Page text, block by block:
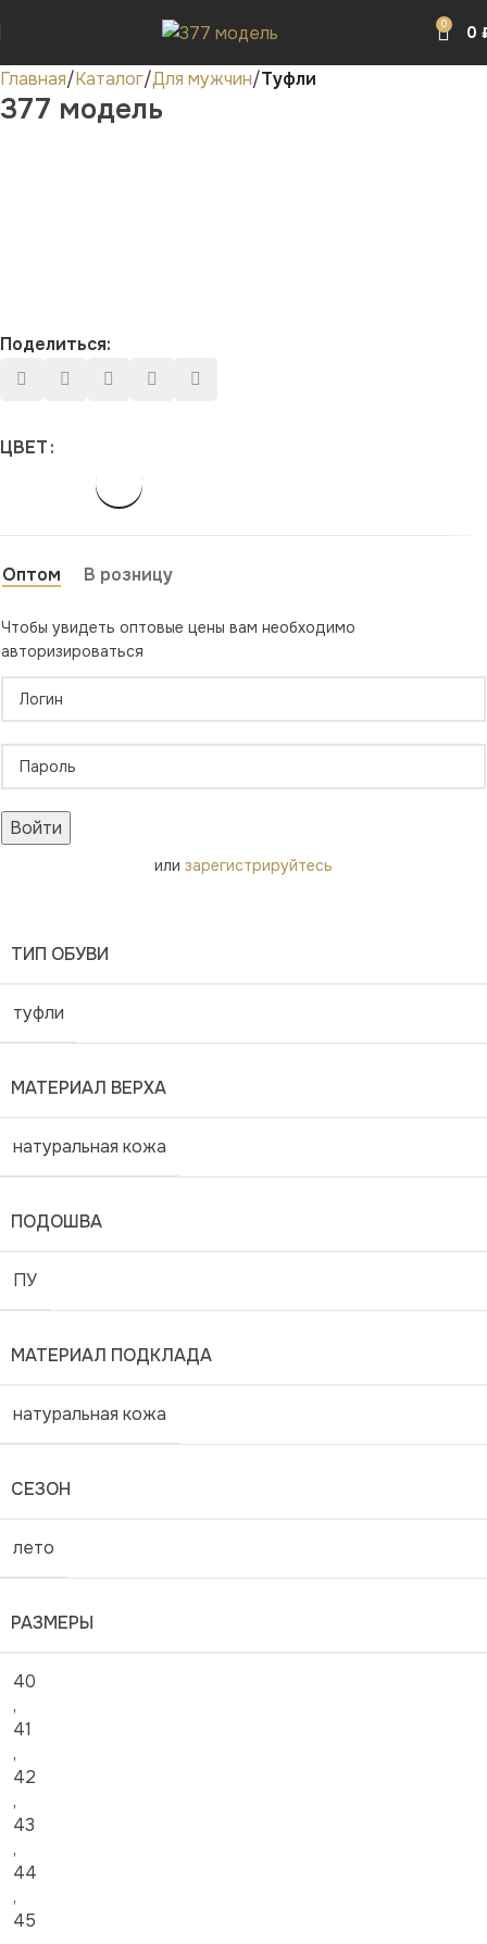
0 0
Главная Каталог Для мужчин Туфли
377 модель
Поделиться:
ЦВЕТ
Оптом В розницу
Чтобы увидеть оптовые цены вам необходимо
авторизироваться
Войти
или зарегистрируйтесь
ТИП ОБУВИ
туфли
МАТЕРИАЛ ВЕРХА
натуральная кожа
ПОДОШВА
ПУ
МАТЕРИАЛ ПОДКЛАДА
натуральная кожа
СЕЗОН
лето
РАЗМЕРЫ
40
,
41
,
42
,
43
,
44
,
45